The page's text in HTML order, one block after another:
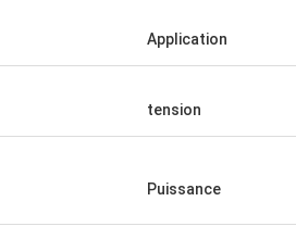
Application
tension
Puissance